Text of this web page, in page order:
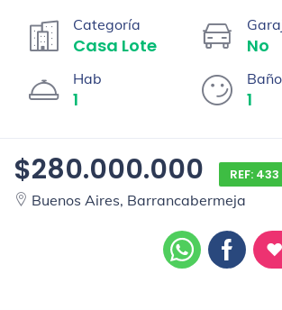
Categoría
Casa Lote No
Hab
1 1
$280.000.000 REF: 433
Buenos Aires, Barrancabermeja